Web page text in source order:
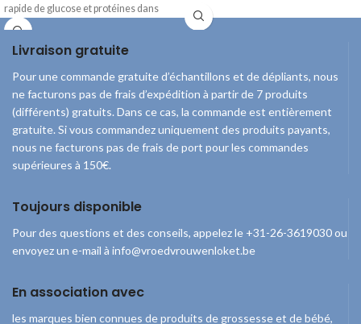
rapide de glucose et protéines dans
Livraison gratuite
Pour une commande gratuite d’échantillons et de dépliants, nous
ne facturons pas de frais d’expédition à partir de 7 produits
(différents) gratuits. Dans ce cas, la commande est entièrement
gratuite. Si vous commandez uniquement des produits payants,
nous ne facturons pas de frais de port pour les commandes
supérieures à 150€.
Toujours disponible
Pour des questions et des conseils, appelez le +31-26-3619030 ou
envoyez un e-mail à info@vroedvrouwenloket.be
En association avec
les marques bien connues de produits de grossesse et de bébé,